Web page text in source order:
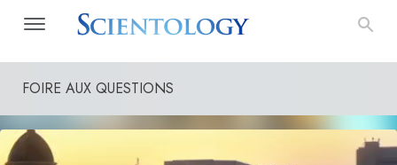
FOIRE AUX QUESTIONS